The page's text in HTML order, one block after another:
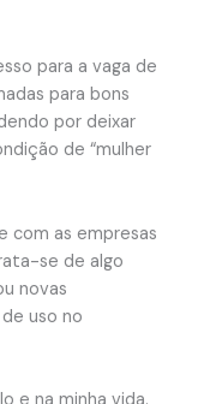
para a vaga de
para bons
por deixar
de “mulher
com as empresas
se de algo
novas
uso no